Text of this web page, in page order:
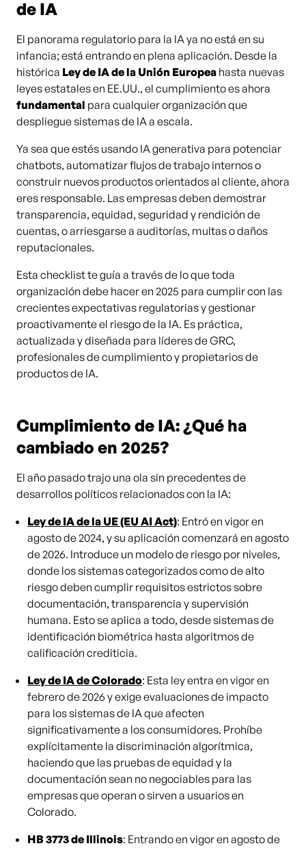
de IA
El panorama regulatorio para la IA ya no está en su
infancia; está entrando en plena aplicación. Desde la
histórica Ley de IA de la Unión Europea hasta nuevas
leyes estatales en EE.UU., el cumplimiento es ahora
fundamental para cualquier organización que
despliegue sistemas de IA a escala.
Ya sea que estés usando IA generativa para potenciar
chatbots, automatizar flujos de trabajo internos o
construir nuevos productos orientados al cliente, ahora
eres responsable. Las empresas deben demostrar
transparencia, equidad, seguridad y rendición de
cuentas, o arriesgarse a auditorías, multas o daños
reputacionales.
Esta checklist te guía a través de lo que toda
organización debe hacer en 2025 para cumplir con las
crecientes expectativas regulatorias y gestionar
proactivamente el riesgo de la IA. Es práctica,
actualizada y diseñada para líderes de GRC,
profesionales de cumplimiento y propietarios de
productos de IA.
Cumplimiento de IA: ¿Qué ha
cambiado en 2025?
El año pasado trajo una ola sin precedentes de
desarrollos políticos relacionados con la IA:
Ley de IA de la UE (EU AI Act): Entró en vigor en
agosto de 2024, y su aplicación comenzará en agosto
de 2026. Introduce un modelo de riesgo por niveles,
donde los sistemas categorizados como de alto
riesgo deben cumplir requisitos estrictos sobre
documentación, transparencia y supervisión
humana. Esto se aplica a todo, desde sistemas de
identificación biométrica hasta algoritmos de
calificación crediticia.
Ley de IA de Colorado: Esta ley entra en vigor en
febrero de 2026 y exige evaluaciones de impacto
para los sistemas de IA que afecten
significativamente a los consumidores. Prohíbe
explícitamente la discriminación algorítmica,
haciendo que las pruebas de equidad y la
documentación sean no negociables para las
empresas que operan o sirven a usuarios en
Colorado.
HB 3773 de Illinois: Entrando en vigor en agosto de